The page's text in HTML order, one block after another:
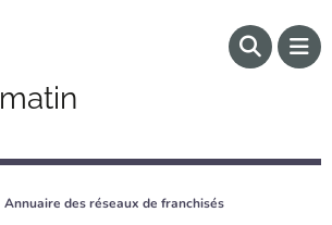
matin
Annuaire des réseaux de franchisés